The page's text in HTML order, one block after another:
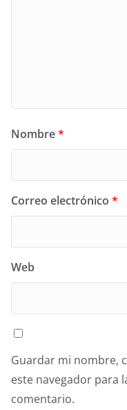
Nombre*
Correo electrónico *
Web
Guardar mi nombre,
este navegador para
comentario.